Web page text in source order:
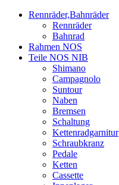
Rennräder,Bahnräder
Rennräder
Bahnrad
Rahmen NOS
Teile NOS NIB
Shimano
Campagnolo
Suntour
Naben
Bremsen
Schaltung
Kettenradgarnitur
Schraubkranz
Pedale
Ketten
Cassette